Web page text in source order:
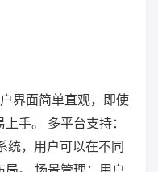
界面简单直观，即使
手。 多平台支持：
统，用户可以在不同